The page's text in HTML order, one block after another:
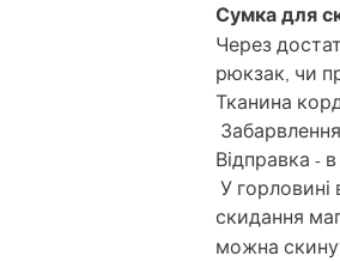
Сумка для
Через
рюкзак, чи
Тканина
Відправка -
У
скидання
можна